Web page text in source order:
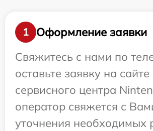
1
Оформление заявки
Свяжитесь с нами по
оставьте заявку на сайте
сервисного центра
оператор свяжется с
уточнения необходимых